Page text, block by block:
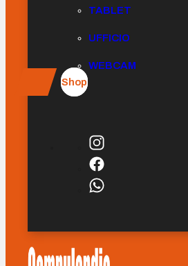
TABLET
UFFICIO
WEBCAM
Shop